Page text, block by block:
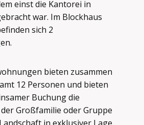
einst die Kantorei in
war. Im Blockhaus
sich 2
bieten zusammen
12 Personen und bieten
Buchung die
Großfamilie oder Gruppe
in exklusiver Lage